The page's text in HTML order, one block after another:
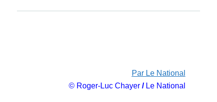
Par Le National
© Roger-Luc Chayer/Le National